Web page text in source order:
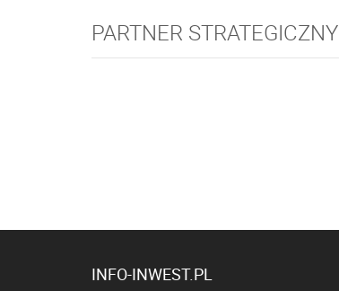
PARTNER STRATEGICZNY
INFO-INWEST.PL